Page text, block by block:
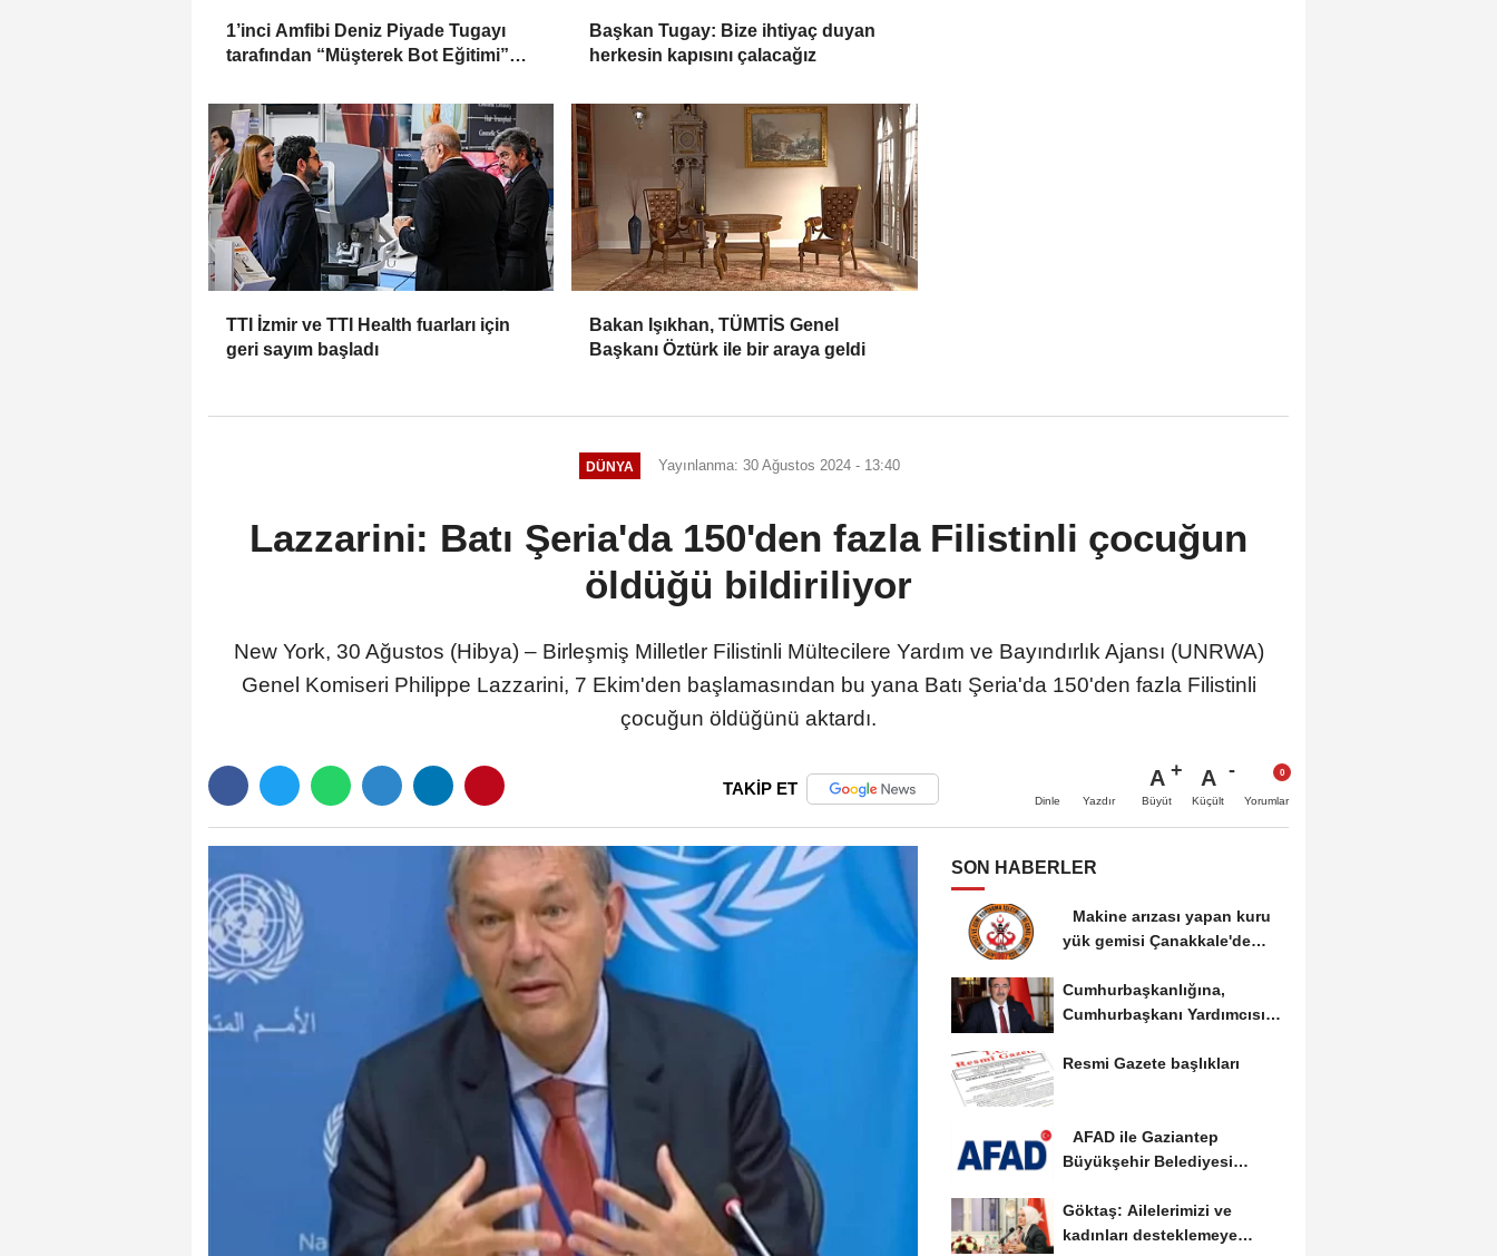
1’inci Amfibi Deniz Piyade Tugayı
tarafından “Müşterek Bot Eğitimi”
Başkan Tugay: Bize ihtiyaç duyan
herkesin kapısını çalacağız
TTI İzmir ve TTI Health fuarları için
geri sayım başladı
Bakan Işıkhan, TÜMTİS Genel
Başkanı Öztürk ile bir araya geldi
DÜNYA Yayınlanma: 30 Ağustos 2024 - 13:40
Lazzarini: Batı Şeria'da 150'den fazla Filistinli çocuğun
öldüğü bildiriliyor
New York, 30 Ağustos (Hibya) – Birleşmiş Milletler Filistinli Mültecilere Yardım ve Bayındırlık Ajansı (UNRWA)
Genel Komiseri Philippe Lazzarini, 7 Ekim'den başlamasından bu yana Batı Şeria'da 150'den fazla Filistinli
çocuğun öldüğünü aktardı.
TAKİP ET
Dinle Yazdır
A
Büyüt
A
Küçült Yorumlar
SON HABERLER
Makine arızası yapan kuru
yük gemisi Çanakkale'de
Cumhurbaşkanlığına,
Cumhurbaşkanı Yardımcısı
Resmi Gazete başlıkları
AFAD ile Gaziantep
Büyükşehir Belediyesi
Göktaş: Ailelerimizi ve
kadınları desteklemeye